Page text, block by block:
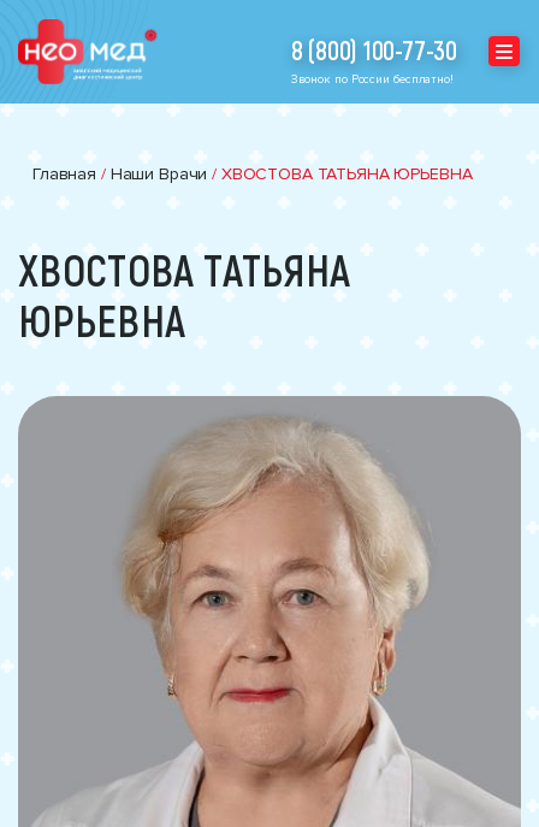
8 (800) 100-77-30
Звонок по России бесплатно!
Главная / Наши Врачи / ХВОСТОВА ТАТЬЯНА ЮРЬЕВНА
ХВОСТОВА ТАТЬЯНА
ЮРЬЕВНА